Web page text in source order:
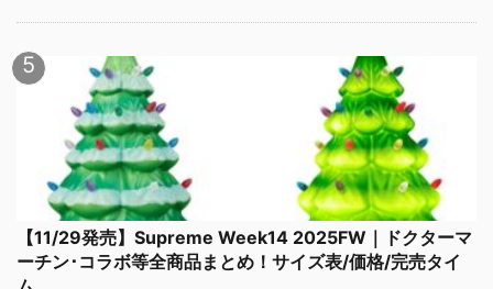
【11/29発売】Supreme Week14 2025FW｜ドクターマ
ーチン･コラボ等全商品まとめ！サイズ表/価格/完売タイ